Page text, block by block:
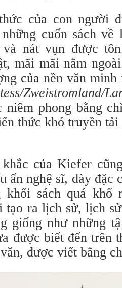
của con người
cuốn sách về
nát vụn được
mãi mãi nằm
của nền văn
Zweistromland/
niêm phong bằng
​​thức khó truyền
của Kiefer
ấn nghệ sĩ, dày đặc
khối sách quá khổ
ra lịch sử, lịch
giống như những
được biết đến trên
được viết bằng